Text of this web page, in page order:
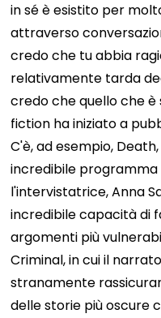
in sé è esistito per
attraverso
credo che tu abbia
relativamente tarda
credo che quello che
fiction ha iniziato a
C'è, ad esempio,
incredibile programma
l'intervistatrice, Anna
incredibile capacità di
argomenti più
Criminal, in cui il
stranamente
delle storie più oscure